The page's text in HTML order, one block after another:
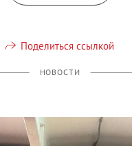
Поделиться ссылкой
НОВОСТИ